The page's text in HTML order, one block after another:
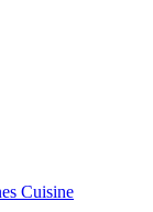
Cuisine